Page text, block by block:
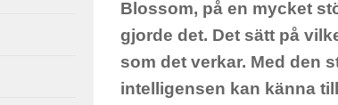
Blossom, på en mycket
gjorde det. Det sätt på
som det verkar. Med den
intelligensen kan känna